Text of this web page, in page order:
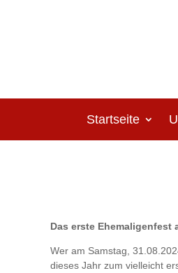
Startseite
Das erste Ehemaligenfest
Wer am Samstag,
dieses Jahr zum vielleicht